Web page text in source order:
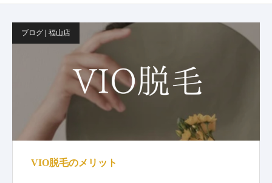
ブログ | 福山店
VIO脱毛のメリット